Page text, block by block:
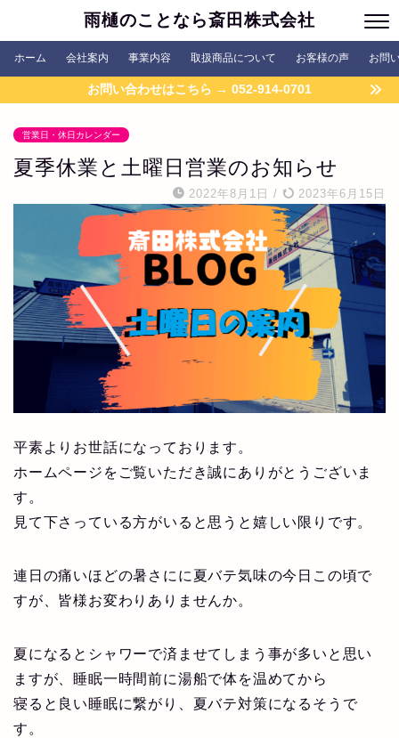
雨樋のことなら斎田株式会社
ホーム 会社案内 事業内容 取扱商品について お客様の声 お問
お問い合わせはこちら → 052-914-0701
営業日・休日カレンダー
夏季休業と土曜日営業のお知らせ
2022年8月1日 / 2023年6月15日
平素よりお世話になっております。
ホームページをご覧いただき誠にありがとうございま
す。
見て下さっている方がいると思うと嬉しい限りです。
連日の痛いほどの暑さにに夏バテ気味の今日この頃で
すが、皆様お変わりありませんか。
夏になるとシャワーで済ませてしまう事が多いと思い
ますが、睡眠一時間前に湯船で体を温めてから
寝ると良い睡眠に繋がり、夏バテ対策になるそうで
す。